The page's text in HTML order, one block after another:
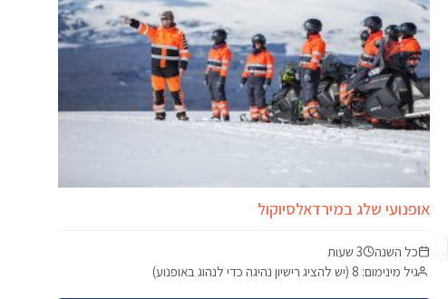
אופנועי שלג במירדאלסיוקול
כל השנה
3 שעות
גיל מינימום: 8 (יש להציג רישיון נהיגה כדי לנהוג באופנוע)